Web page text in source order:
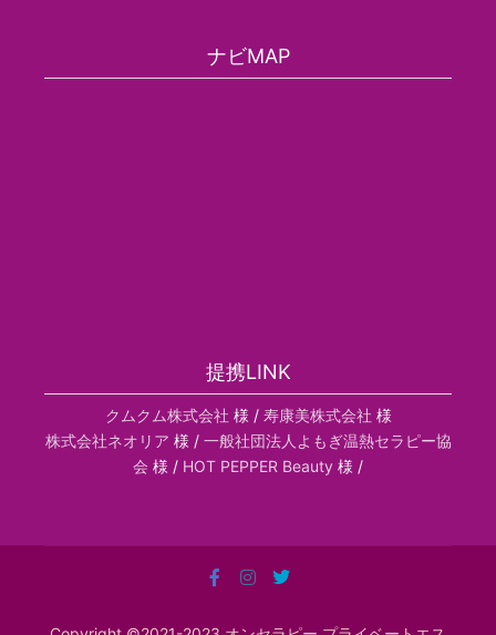
ナビMAP
提携LINK
クムクム株式会社 様 / 寿康美株式会社 様
株式会社ネオリア 様 / 一般社団法人よもぎ温熱セラピー協
会 様 / HOT PEPPER Beauty 様 /